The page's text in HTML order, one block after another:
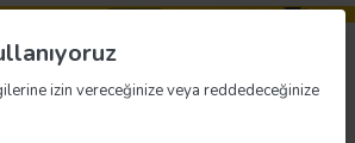
izin vereceğinize veya reddedeceğinize